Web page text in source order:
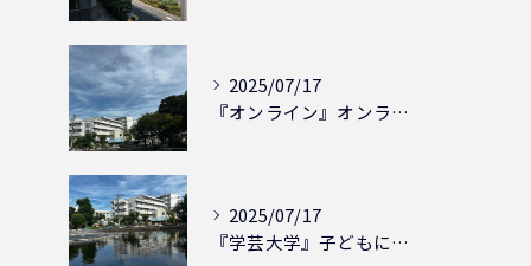
2025/07/17
『オンライン』オンラインの会員様大募集中！シェリー・アーツ音...
2025/07/17
『学芸大学』子どもには子どもの表現が大切！シェリー・アーツ音...